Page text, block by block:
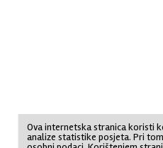
Ova internetska stranica koristi
analize statistike posjeta. Pri